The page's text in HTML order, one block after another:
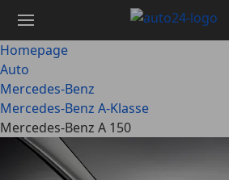
naar
hoofdinhoud
Homepage
Auto
Mercedes-Benz
Mercedes-Benz A-Klasse
Mercedes-Benz A 150